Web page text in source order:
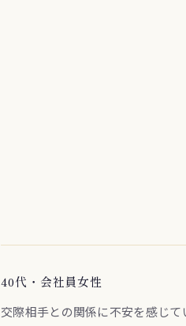
40代・会社員女性
交際相手との関係に不安を感じ